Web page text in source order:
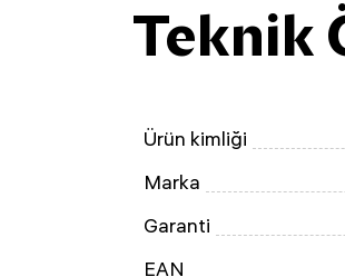
Teknik
Ürün kimliği
Marka
Garanti
EAN